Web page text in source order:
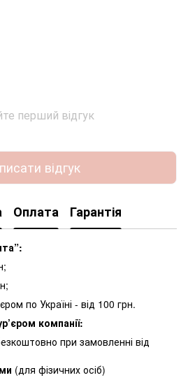
перший відгук
відгук
Оплата Гарантія
по Україні - від 100 грн.
компанії:
при замовленні від
(для фізичних осіб)